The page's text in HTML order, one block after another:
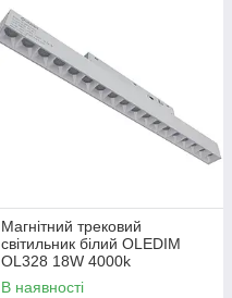
Магнітний трековий
світильник білий OLEDIM
OL328 18W 4000k
В наявності